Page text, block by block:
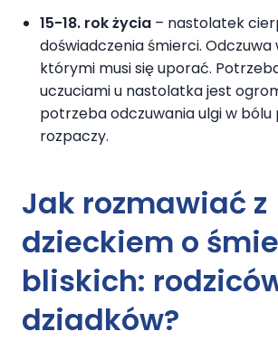
15-18. rok życia – nastolatek
doświadczenia śmierci. Odczuwa
którymi musi się uporać.
uczuciami u nastolatka jest
potrzeba odczuwania ulgi w bólu
rozpaczy.
Jak rozmawiać z
dzieckiem o
bliskich:
dziadków?